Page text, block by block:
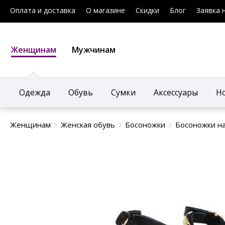
Оплата и доставка О магазине Скидки Блог Заявка
Женщинам
Одежда Обувь Сумки Аксессуары
Мужчинам
Женщинам Женская обувь Босоножки Босоножки